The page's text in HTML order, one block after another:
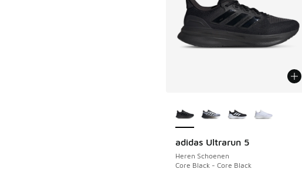
adidas Ultrarun 5
Heren Schoenen
Core Black - Core Black